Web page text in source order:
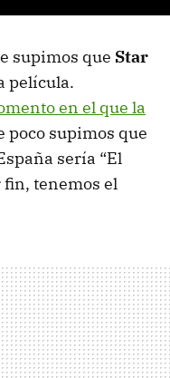
supimos que Star
película.
en el que la
poco supimos que
sería “El
fin, tenemos el